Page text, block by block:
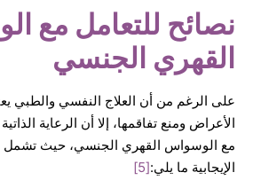
نصائح للتعامل مع
القهري الجنسي
على الرغم من أن العلاج النفسي والطبي
الأعراض ومنع تفاقمها، إلا أن الرعاية
مع الوسواس القهري الجنسي، حيث تشمل
الإيجابية ما يلي:[5]